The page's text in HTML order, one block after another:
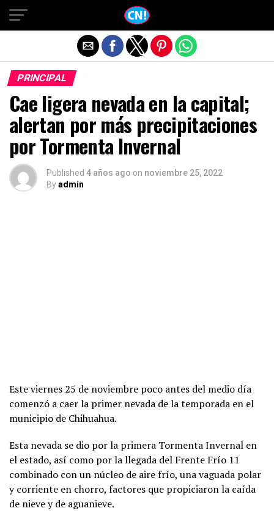
PRINCIPAL
Cae ligera nevada en la capital;
alertan por más precipitaciones
por Tormenta Invernal
Published 4 años ago on noviembre 25, 2022
Byadmin
Este viernes 25 de noviembre poco antes del medio día
comenzó a caer la primer nevada de la temporada en el
municipio de Chihuahua.
Esta nevada se dio por la primera Tormenta Invernal en
el estado, así como por la llegada del Frente Frío 11
combinado con un núcleo de aire frío, una vaguada polar
y corriente en chorro, factores que propiciaron la caída
de nieve y de aguanieve.
Salir de la versión móvil